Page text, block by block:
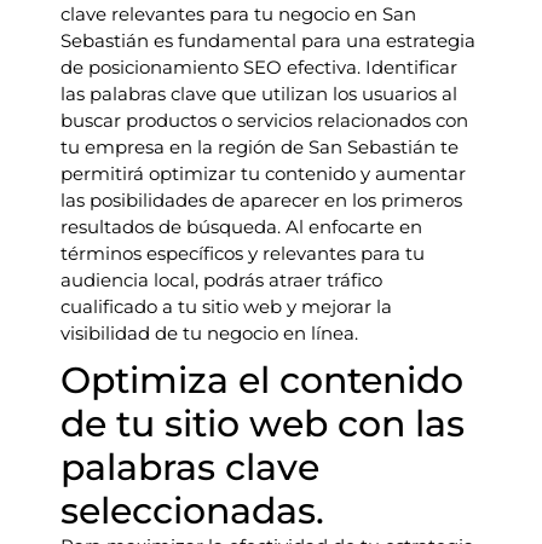
clave relevantes para tu negocio en San
Sebastián es fundamental para una estrategia
de posicionamiento SEO efectiva. Identificar
las palabras clave que utilizan los usuarios al
buscar productos o servicios relacionados con
tu empresa en la región de San Sebastián te
permitirá optimizar tu contenido y aumentar
las posibilidades de aparecer en los primeros
resultados de búsqueda. Al enfocarte en
términos específicos y relevantes para tu
audiencia local, podrás atraer tráfico
cualificado a tu sitio web y mejorar la
visibilidad de tu negocio en línea.
Optimiza el contenido
de tu sitio web con las
palabras clave
seleccionadas.